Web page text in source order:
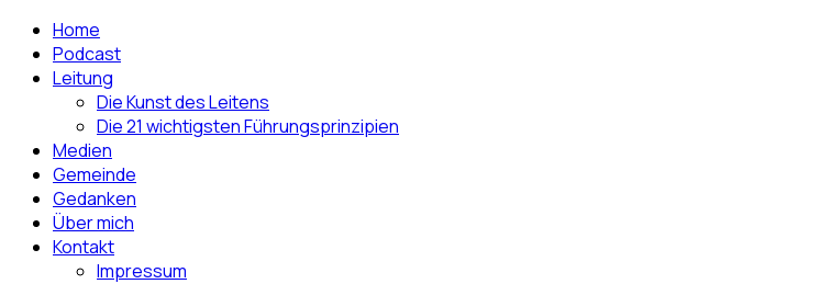
Home
Podcast
Leitung
Die Kunst des Leitens
Die 21 wichtigsten Führungsprinzipien
Medien
Gemeinde
Gedanken
Über mich
Kontakt
Impressum